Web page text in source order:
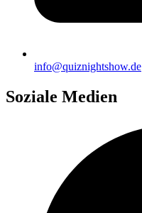
info@quiznightshow.de
Soziale Medien